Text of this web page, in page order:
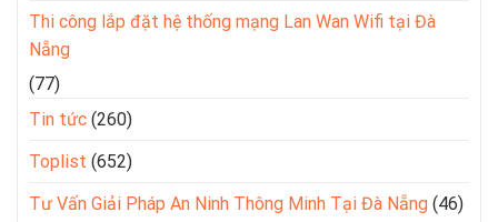
Thi công lắp đặt hệ thống mạng Lan Wan Wifi tại Đà
Nẵng
(77)
Tin tức (260)
Toplist (652)
Tư Vấn Giải Pháp An Ninh Thông Minh Tại Đà Nẵng (46)